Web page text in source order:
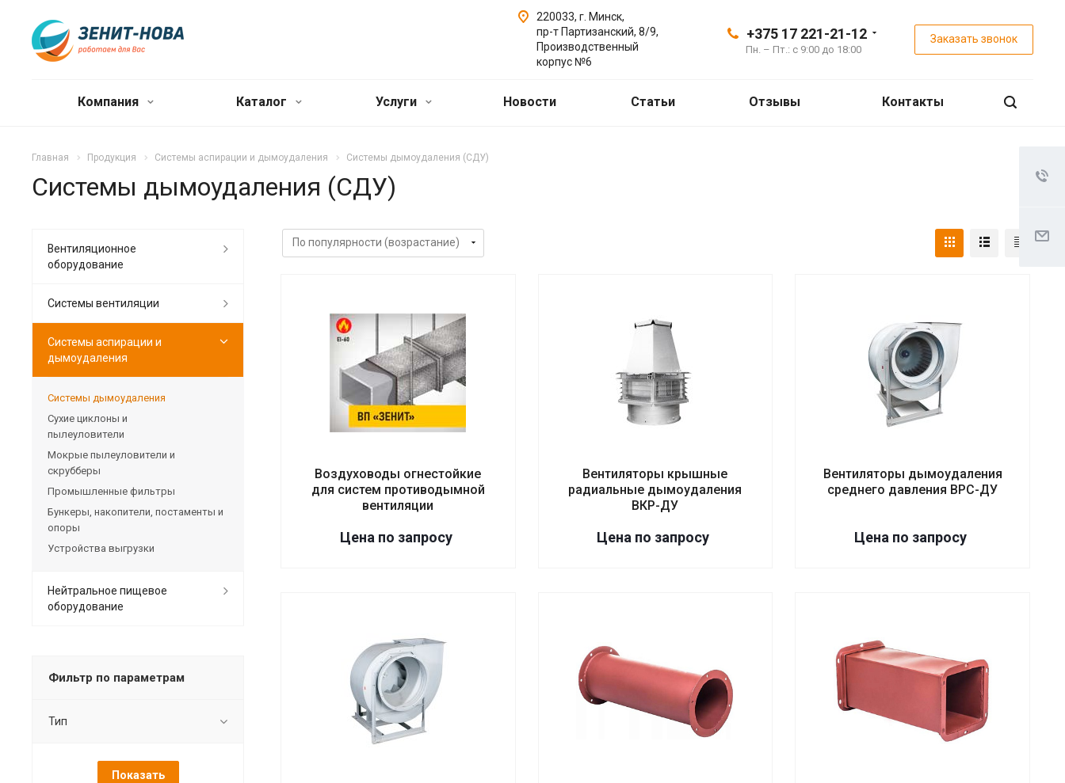
+375 17 221-21-12
Пн. – Пт.: с 9:00 до 18:00
Заказать звонок
220033, г. Минск,
пр-т Партизанский, 8/9,
Производственный
корпус №6
Компания Каталог Услуги Новости Статьи Отзывы Контакты
Главная Продукция Системы аспирации и дымоудаления Системы дымоудаления (СДУ)
Системы дымоудаления (СДУ)
Воздуховоды огнестойкие
для систем противодымной
вентиляции
Цена по запросу
Вентиляторы крышные
радиальные дымоудаления
ВКР-ДУ
Цена по запросу
Вентиляторы дымоудаления
среднего давления ВРС-ДУ
Цена по запросу
Вентиляционное
оборудование
Системы вентиляции
Системы аспирации и
дымоудаления
Системы дымоудаления
Сухие циклоны и
пылеуловители
Мокрые пылеуловители и
скрубберы
Промышленные фильтры
Бункеры, накопители, постаменты и
опоры
Устройства выгрузки
Нейтральное пищевое
оборудование
Фильтр по параметрам
Тип